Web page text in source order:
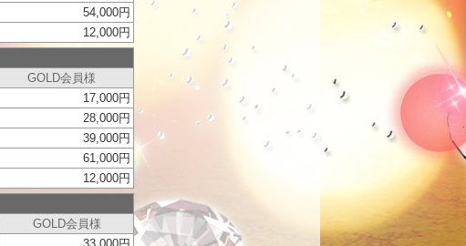
54,000円
12,000円
GOLD会員様
17,000円
28,000円
39,000円
61,000円
12,000円
GOLD会員様